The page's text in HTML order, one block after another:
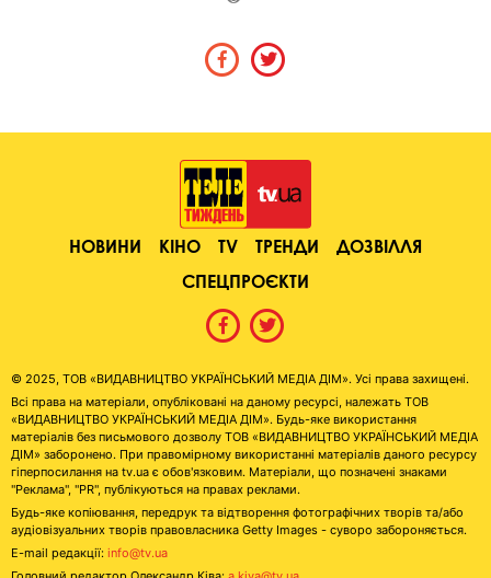
НОВИНИ КІНО TV ТРЕНДИ
ДОЗВІЛЛЯ
СПЕЦПРОЄКТИ
© 2025, ТОВ «ВИДАВНИЦТВО УКРАЇНСЬКИЙ МЕДІА ДІМ». Усі права захищені.
Всі права на матеріали, опубліковані на даному ресурсі, належать ТОВ
«ВИДАВНИЦТВО УКРАЇНСЬКИЙ МЕДІА ДІМ». Будь-яке використання
матеріалів без письмового дозволу ТОВ «ВИДАВНИЦТВО УКРАЇНСЬКИЙ МЕДІА
ДІМ» заборонено. При правомірному використанні матеріалів даного ресурсу
гіперпосилання на tv.ua є обов'язковим. Матеріали, що позначені знаками
"Реклама", "PR", публікуються на правах реклами.
Будь-яке копіювання, передрук та відтворення фотографічних творів та/або
аудіовізуальних творів правовласника Getty Images - суворо забороняється.
E-mail редакції: info@tv.ua